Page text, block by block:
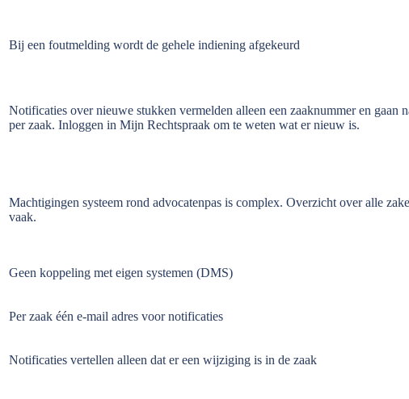
Bij een foutmelding wordt de gehele indiening afgekeurd
Notificaties over nieuwe stukken vermelden alleen een zaaknummer en gaan
per zaak. Inloggen in Mijn Rechtspraak om te weten wat er nieuw is.
Machtigingen systeem rond advocatenpas is complex. Overzicht over alle
vaak.
Geen koppeling met eigen systemen (DMS)
Per zaak één e-mail adres voor notificaties
Notificaties vertellen alleen dat er een wijziging is in de zaak